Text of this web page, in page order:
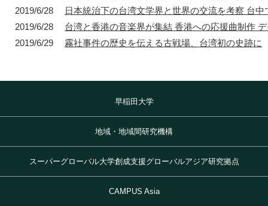
2019/6/28
日本統治下の台湾文学界と世界の交流を考察 台中
2019/6/28
台湾と香港の音楽界が集結 香港への応援曲制作
2019/6/29
霧社事件の歴史を伝える古戦場、台湾初の史跡に
早稲田大学
地域・地域間研究機構
スーパーグローバル大学創成支援グローバルアジア研究拠点
CAMPUS Asia